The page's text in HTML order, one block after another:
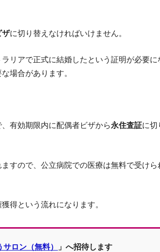
完全解説！オーストラリ
私がオーストラリアに移住
オーストラ
オーストラ
オーストラリアで働
オー
ザに切り替えなければいけません。
リアで正式に結婚したという証明が必要に
場合があります。
、有効期限内に配偶者ビザから永住査証に切
すので、公立病院での医療は無料で受けら
得という流れになります。
ロン（無料）
」へ招待します